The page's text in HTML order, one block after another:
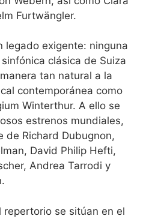
Furtwängler.
legado exigente: ninguna
clásica de Suiza
tan natural a la
contemporánea como
Winterthur. A ello se
estrenos mundiales,
de Richard Dubugnon,
David Philip Hefti,
Andrea Tarrodi y
repertorio se sitúan en el